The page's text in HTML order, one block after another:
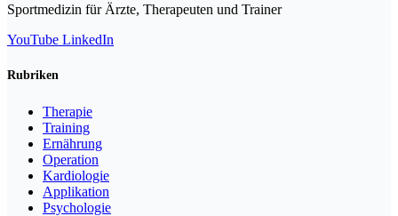
Sportmedizin für Ärzte, Therapeuten und Trainer
YouTube LinkedIn
Rubriken
Therapie
Training
Ernährung
Operation
Kardiologie
Applikation
Psychologie